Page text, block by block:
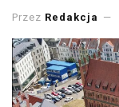
Przez Redakcja